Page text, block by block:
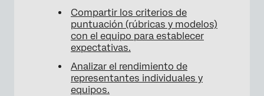
Compartir los criterios de
puntuación (rúbricas y modelos)
con el equipo para establecer
expectativas.
Analizar el rendimiento de
representantes individuales y
equipos.